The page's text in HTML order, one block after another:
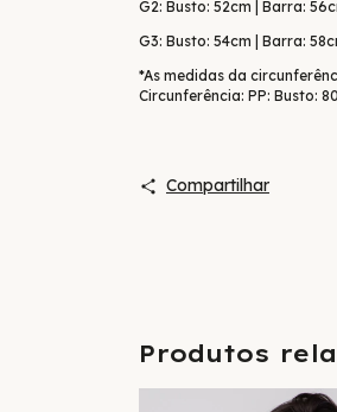
G2: Busto: 52cm | Barra:
G3: Busto: 54cm | Barra:
*As medidas da
Circunferência: PP: Busto:
Compartilhar
Produtos